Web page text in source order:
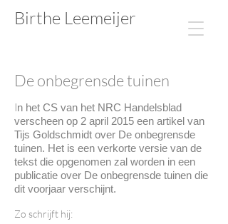
Birthe Leemeijer​​​​
De onbegrensde tuinen
In het CS van het NRC Handelsblad
verscheen op 2 april 2015 een artikel van
Tijs Goldschmidt over De onbegrensde
tuinen. Het is een verkorte versie van de
tekst die opgenomen zal worden in een
publicatie over De onbegrensde tuinen die
dit voorjaar verschijnt.
Zo schrijft hij: